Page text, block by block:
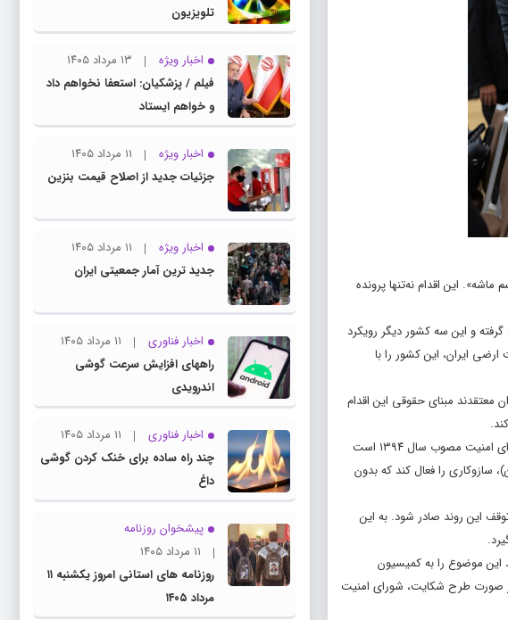
این اقدام نه‌تنها پرونده
و این سه کشور دیگر رویکرد
ایران، این کشور را با
معتقدند مبنای حقوقی این اقدام
نگاه عمیق‌تر: مکانیسم ماشه یا “Snapback Mechanism” سازوکاری مندرج در بندهای ۳۶ و ۳۷ برجام و بندهای ۱۱، ۱۲ و ۱۳ قطعنامه ۲۲۳۱ شورای امنیت مصوب سال ۱۳۹۴ است
فرانسه، آلمان، روسیه یا چین)، سازوکاری را فعال کند که بدون
این روند صادر شود. به این
این موضوع را به کمیسیون
حل موضوع ظرف ۳۰ روز، موضوع به شورای امنیت ارجاع می‌شود. بند ۱۱ ضمیمه ب قطعنامه ۲۲۳۱ یعنی در صورت طرح شکایت، شورای امنیت
تلویزیون
اخبار ویژه
۱۳ مرداد ۱۴۰۵
فیلم / پزشکیان: استعفا نخواهم داد
و خواهم ایستاد
اخبار ویژه
۱۱ مرداد ۱۴۰۵
جزئیات جدید از اصلاح قیمت بنزین
اخبار ویژه
۱۱ مرداد ۱۴۰۵
جدید ترین آمار جمعیتی ایران
اخبار فناوری
۱۱ مرداد ۱۴۰۵
راههای افزایش سرعت گوشی
اندرویدی
اخبار فناوری
۱۱ مرداد ۱۴۰۵
چند راه‌ ساده برای خنک کردن گوشی
داغ
پیشخوان روزنامه
۱۱ مرداد ۱۴۰۵
روزنامه های استانی امروز یکشنبه ۱۱
مرداد ۱۴۰۵